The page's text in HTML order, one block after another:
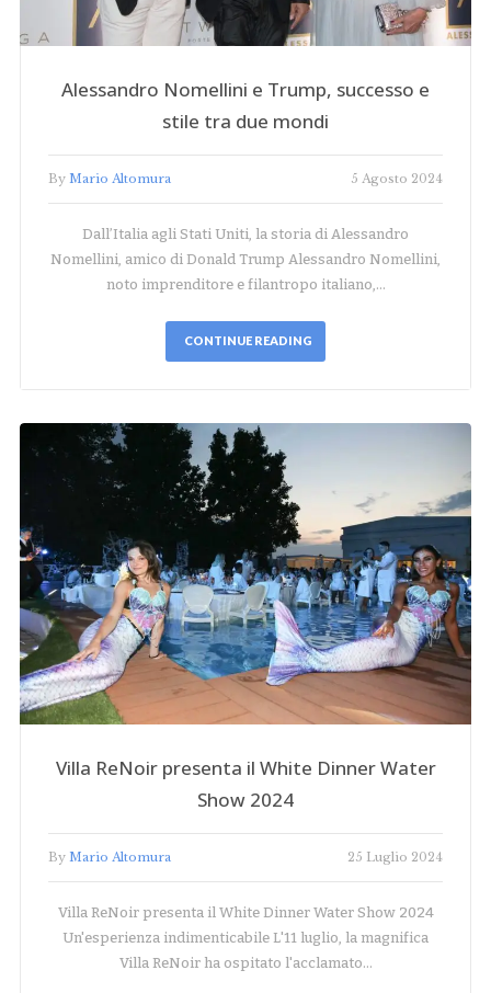
Alessandro Nomellini e Trump, successo e
stile tra due mondi
By Mario Altomura 5 Agosto 2024
Dall’Italia agli Stati Uniti, la storia di Alessandro
Nomellini, amico di Donald Trump Alessandro Nomellini,
noto imprenditore e filantropo italiano,…
CONTINUE READING
Villa ReNoir presenta il White Dinner Water
Show 2024
By Mario Altomura 25 Luglio 2024
Villa ReNoir presenta il White Dinner Water Show 2024
Un'esperienza indimenticabile L'11 luglio, la magnifica
Villa ReNoir ha ospitato l'acclamato…